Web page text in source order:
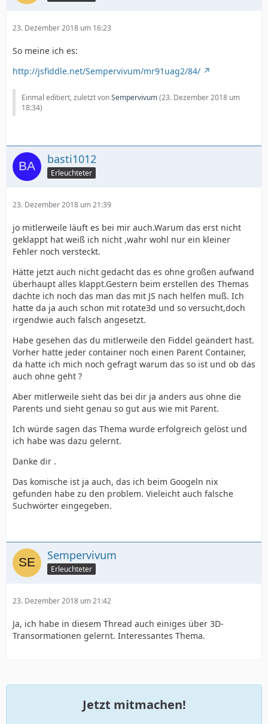
23. Dezember 2018 um 16:23
So meine ich es:
http://jsfiddle.net/Sempervivum/mr91uag2/84/
Einmal editiert, zuletzt vonSempervivum(23. Dezember 2018 um
18:34)
basti1012
Erleuchteter
23. Dezember 2018 um 21:39
jo mitlerweile läuft es bei mir auch.Warum das erst nicht
geklappt hat weiß ich nicht ,wahr wohl nur ein kleiner
Fehler noch versteckt.
Hätte jetzt auch nicht gedacht das es ohne großen aufwand
überhaupt alles klappt.Gestern beim erstellen des Themas
dachte ich noch das man das mit JS nach helfen muß. Ich
hatte da ja auch schon mit rotate3d und so versucht,doch
irgendwie auch falsch angesetzt.
Habe gesehen das du mitlerweile den Fiddel geändert hast.
Vorher hatte jeder container noch einen Parent Container,
da hatte ich mich noch gefragt warum das so ist und ob das
auch ohne geht ?
Aber mitlerweile sieht das bei dir ja anders aus ohne die
Parents und sieht genau so gut aus wie mit Parent.
Ich würde sagen das Thema wurde erfolgreich gelöst und
ich habe was dazu gelernt.
Danke dir .
Das komische ist ja auch, das ich beim Googeln nix
gefunden habe zu den problem. Vieleicht auch falsche
Suchwörter eingegeben.
Sempervivum
Erleuchteter
23. Dezember 2018 um 21:42
Ja, ich habe in diesem Thread auch einiges über 3D-
Transormationen gelernt. Interessantes Thema.
Jetzt mitmachen!